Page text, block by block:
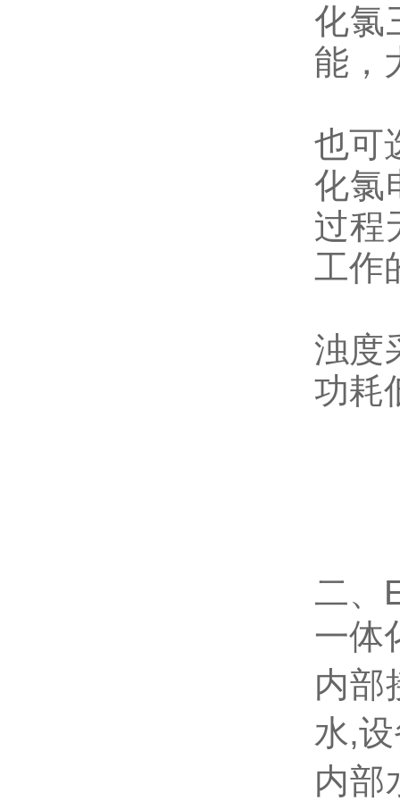
化氯
能，
也可
化氯
过程
工作
浊度
功耗
二、
一体
内部
水,
内部